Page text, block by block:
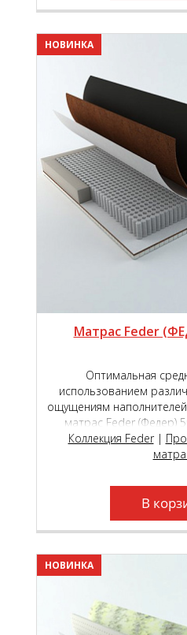
НОВИНКА
Матрас Feder
Оптимальная
использованием
ощущениям
матрас Feder (Федер)
универсальной моделью,
молодым, так и
Коллекция Feder|
В
НОВИНКА